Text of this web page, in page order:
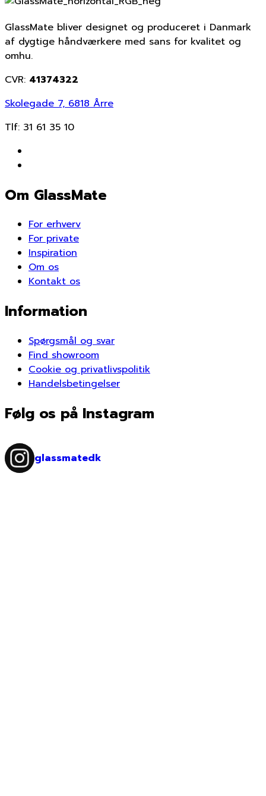
GlassMate bliver designet og produceret i Danmark
af dygtige håndværkere med sans for kvalitet og
omhu.
CVR: 41374322
Skolegade 7, 6818 Årre
Tlf: 31 61 35 10
Om GlassMate
For erhverv
For private
Inspiration
Om os
Kontakt os
Information
Spørgsmål og svar
Find showroom
Cookie og privatlivspolitik
Handelsbetingelser
Følg os på Instagram
glassmatedk